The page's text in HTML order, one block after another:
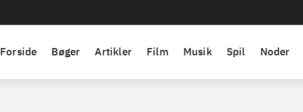
Forside Bøger Artikler Film Musik Spil Noder